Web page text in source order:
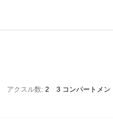
アクスル数 2 3 コンパートメン